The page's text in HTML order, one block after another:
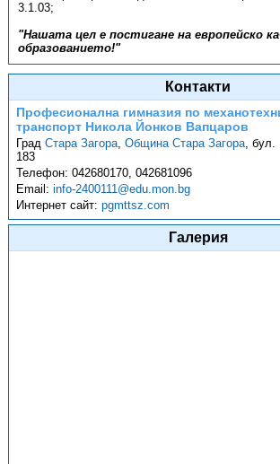
3.1.03;
"Нашата цел е постигане на европейско
образованието!"
Контакти
Професионална гимназия по
транспорт Никола Йонков Вапцаров
ГрадСтара Загора,Община Стара Загора,бул.
183
Телефон:042680170, 042681096
Email:info-2400111@edu.mon.bg
Интернет сайт:pgmttsz.com
Галерия